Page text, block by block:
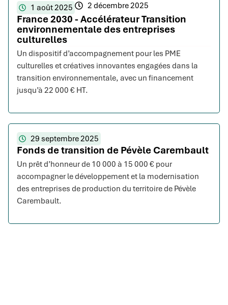
1 août 2025 2 décembre 2025
France 2030 - Accélérateur Transition
environnementale des entreprises
culturelles
Un dispositif d’accompagnement pour les PME
culturelles et créatives innovantes engagées dans la
transition environnementale, avec un financement
jusqu’à 22 000 € HT.
29 septembre 2025
Fonds de transition de Pévèle Carembault
Un prêt d’honneur de 10 000 à 15 000 € pour
accompagner le développement et la modernisation
des entreprises de production du territoire de Pévèle
Carembault.